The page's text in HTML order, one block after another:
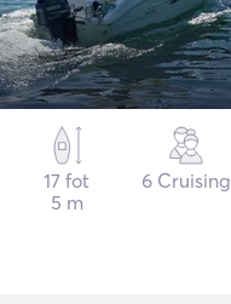
17 fot
5 m
6 Cruising